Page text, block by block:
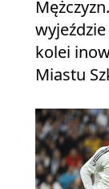
kolei
Miastu